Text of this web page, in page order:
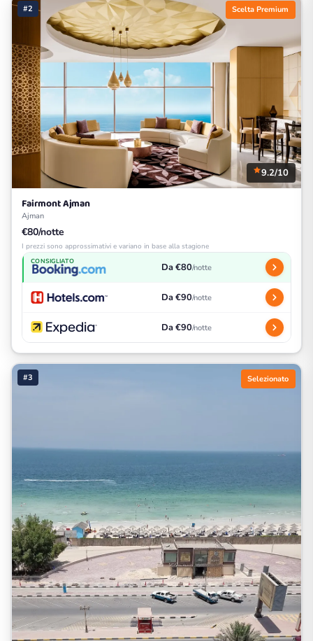
#2 Scelta Premium
9.2/10
Fairmont Ajman
Ajman
€80/notte
I prezzi sono approssimativi e variano in base alla stagione
CONSIGLIATO Da €80/notte
Da €90/notte
Da €90/notte
#3 Selezionato